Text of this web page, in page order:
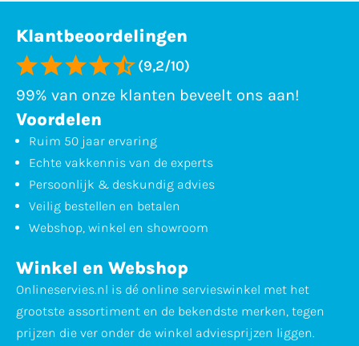
Klantbeoordelingen
(9,2/10)
99% van onze klanten beveelt ons aan!
Voordelen
Ruim 50 jaar ervaring
Echte vakkennis van de experts
Persoonlijk & deskundig advies
Veilig bestellen en betalen
Webshop, winkel en showroom
Winkel en Webshop
Onlineservies.nl is dé online servieswinkel met het
grootste assortiment en de bekendste merken, tegen
prijzen die ver onder de winkel adviesprijzen liggen.